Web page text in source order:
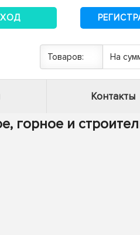
Товаров: На
Контакты
горное и